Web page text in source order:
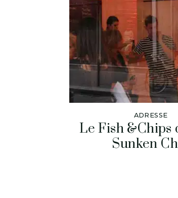
ADRESSE
Le Fish &Chips
Sunken